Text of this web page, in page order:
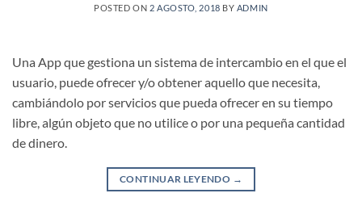
POSTED ON 2 AGOSTO, 2018 BY ADMIN
Una App que gestiona un sistema de intercambio en el que el
usuario, puede ofrecer y/o obtener aquello que necesita,
cambiándolo por servicios que pueda ofrecer en su tiempo
libre, algún objeto que no utilice o por una pequeña cantidad
de dinero.
CONTINUAR LEYENDO →